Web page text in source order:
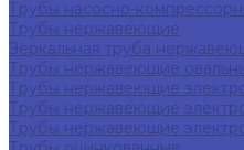
Трубы насосно-
Трубы нержавеющие
Зеркальная труба
Трубы нержавеющие
Трубы нержавеющие
Трубы нержавеющие
Трубы нержавеющие